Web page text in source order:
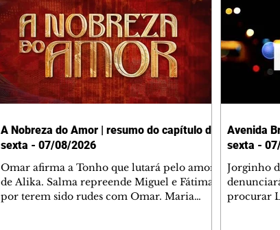
A Nobreza do Amor | resumo do capítulo de
sexta - 07/08/2026
Omar afirma a Tonho que lutará pelo amor
de Alika. Salma repreende Miguel e Fátima
por terem sido rudes com Omar. Maria
Avenida
sexta -
Jorginho
procurar